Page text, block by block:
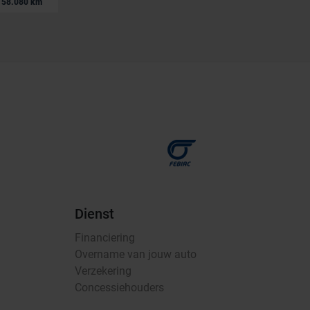
58.080 km
Dienst
Financiering
Overname van jouw auto
Verzekering
Concessiehouders